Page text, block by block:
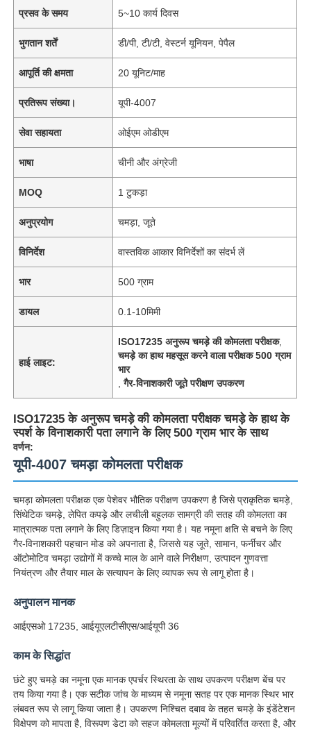
प्रसव के समय 5~10 कार्य दिवस
भुगतान शर्तें डी/पी, टी/टी, वेस्टर्न यूनियन, पेपैल
आपूर्ति की क्षमता 20 यूनिट/माह
प्रतिरूप संख्या। यूपी-4007
सेवा सहायता ओईएम ओडीएम
भाषा चीनी और अंग्रेजी
MOQ 1 टुकड़ा
अनुप्रयोग चमड़ा, जूते
विनिर्देश वास्तविक आकार विनिर्देशों का संदर्भ लें
भार 500 ग्राम
डायल 0.1-10मिमी
हाई लाइट:
ISO17235 अनुरूप चमड़े की कोमलता परीक्षक,
चमड़े का हाथ महसूस करने वाला परीक्षक 500 ग्राम
भार
,गैर-विनाशकारी जूते परीक्षण उपकरण
ISO17235 के अनुरूप चमड़े की कोमलता परीक्षक चमड़े के हाथ के
स्पर्श के विनाशकारी पता लगाने के लिए 500 ग्राम भार के साथ
वर्णन:
यूपी-4007 चमड़ा कोमलता परीक्षक
चमड़ा कोमलता परीक्षक एक पेशेवर भौतिक परीक्षण उपकरण है जिसे प्राकृतिक चमड़े,
सिंथेटिक चमड़े, लेपित कपड़े और लचीली बहुलक सामग्री की सतह की कोमलता का
मात्रात्मक पता लगाने के लिए डिज़ाइन किया गया है। यह नमूना क्षति से बचने के लिए
गैर-विनाशकारी पहचान मोड को अपनाता है, जिससे यह जूते, सामान, फर्नीचर और
ऑटोमोटिव चमड़ा उद्योगों में कच्चे माल के आने वाले निरीक्षण, उत्पादन गुणवत्ता
नियंत्रण और तैयार माल के सत्यापन के लिए व्यापक रूप से लागू होता है।
अनुपालन मानक
आईएसओ 17235, आईयूएलटीसीएस/आईयूपी 36
काम के सिद्धांत
छंटे हुए चमड़े का नमूना एक मानक एपर्चर स्थिरता के साथ उपकरण परीक्षण बेंच पर
तय किया गया है। एक सटीक जांच के माध्यम से नमूना सतह पर एक मानक स्थिर भार
लंबवत रूप से लागू किया जाता है। उपकरण निश्चित दबाव के तहत चमड़े के इंडेंटेशन
विक्षेपण को मापता है, विरूपण डेटा को सहज कोमलता मूल्यों में परिवर्तित करता है, और